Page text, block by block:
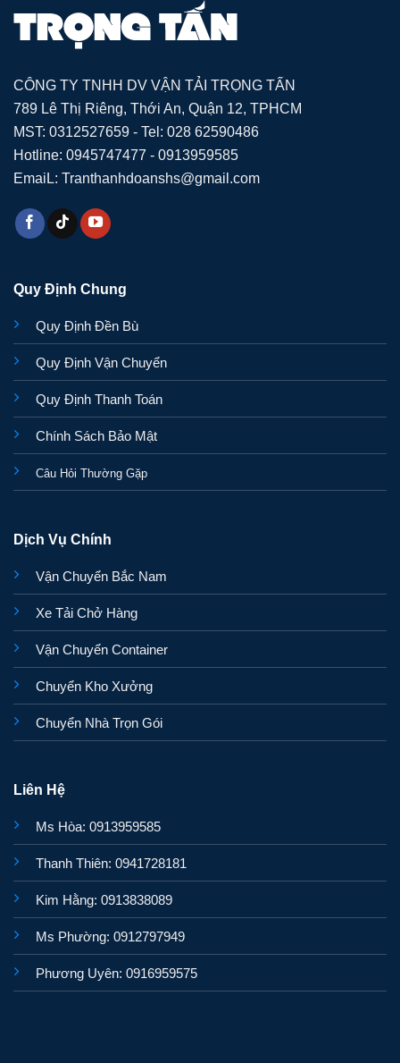
CÔNG TY TNHH DV VẬN TẢI TRỌNG TẤN
789 Lê Thị Riêng, Thới An, Quận 12, TPHCM
MST: 0312527659 - Tel: 028 62590486
Hotline: 0945747477 - 0913959585
EmaiL: Tranthanhdoanshs@gmail.com
Quy Định Chung
Quy Định Đền Bù
Quy Định Vận Chuyển
Quy Định Thanh Toán
Chính Sách Bảo Mật
Câu Hỏi Thường Gặp
Dịch Vụ Chính
Vận Chuyển Bắc Nam
Xe Tải Chở Hàng
Vận Chuyển Container
Chuyển Kho Xưởng
Chuyển Nhà Trọn Gói
Liên Hệ
Ms Hòa: 0913959585
Thanh Thiên: 0941728181
Kim Hằng: 0913838089
Ms Phường: 0912797949
Phương Uyên: 0916959575